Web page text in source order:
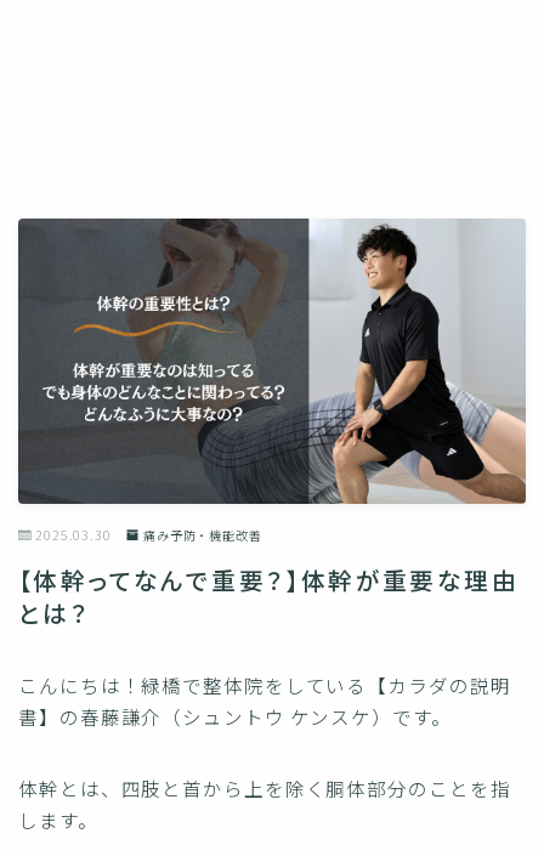
2025.03.30 痛み予防・機能改善
【体幹ってなんで重要？】体幹が重要な理由
とは？
こんにちは！緑橋で整体院をしている【カラダの説明
書】の春藤謙介（シュントウ ケンスケ）です。
体幹とは、四肢と首から上を除く胴体部分のことを指
します。